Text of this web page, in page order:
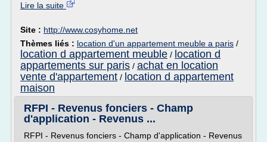
Lire la suite
Site : http://www.cosyhome.net
Thèmes liés : location d'un appartement meuble a paris /
location d appartement meuble / location d
appartements sur paris / achat en location
vente d'appartement / location d appartement
maison
RFPI - Revenus fonciers - Champ
d'application - Revenus ...
RFPI - Revenus fonciers - Champ d'application - Revenus